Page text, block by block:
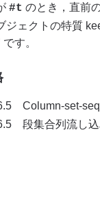
#t のとき，直前
ジェクトの特質
です。
Column-set-
段集合列流し込